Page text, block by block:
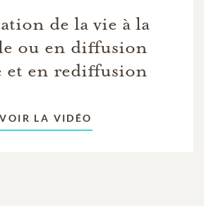
de la vie à la
ou en diffusion
et en rediffusion
VOIR LA VIDÉO